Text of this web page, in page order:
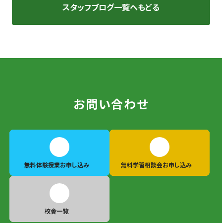
スタッフブログ一覧へもどる
お問い合わせ
無料体験授業お申し込み 無料学習相談会お申し込み
校舎一覧